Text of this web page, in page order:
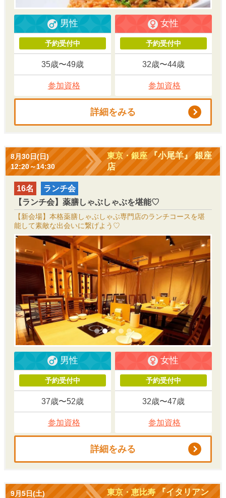
男性
予約受付中
35歳〜49歳
参加資格
女性
予約受付中
32歳〜44歳
参加資格
詳細をみる
8月30日(日)
12:20～14:30
東京・銀座『小尾羊』 銀座
店
16名
ランチ会
【ランチ会】薬膳しゃぶしゃぶを堪能♡
【新会場】本格薬膳しゃぶしゃぶ専門店のランチコースを堪
能して素敵な出会いに繋げよう♡
男性
予約受付中
37歳〜52歳
参加資格
女性
予約受付中
32歳〜47歳
参加資格
詳細をみる
9月5日(土)
東京・恵比寿『イタリアン